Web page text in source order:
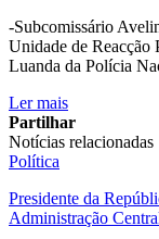
-Subcomissário
Unidade de Reacção
Luanda da Polícia
Ler mais
Partilhar
Notícias relacionadas
Política
Presidente da
Administração